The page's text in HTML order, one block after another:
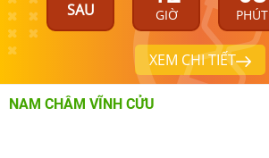
SAU
GIỜ PHÚT
XEM CHI TIẾT
NAM CHÂM VĨNH CỬU